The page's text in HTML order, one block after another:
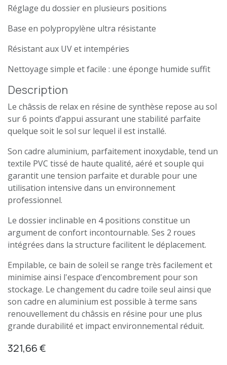
Réglage du dossier en plusieurs positions
Base en polypropylène ultra résistante
Résistant aux UV et intempéries
Nettoyage simple et facile : une éponge humide suffit
Description
Le châssis de relax en résine de synthèse repose au sol
sur 6 points d’appui assurant une stabilité parfaite
quelque soit le sol sur lequel il est installé.
Son cadre aluminium, parfaitement inoxydable, tend un
textile PVC tissé de haute qualité, aéré et souple qui
garantit une tension parfaite et durable pour une
utilisation intensive dans un environnement
professionnel.
Le dossier inclinable en 4 positions constitue un
argument de confort incontournable. Ses 2 roues
intégrées dans la structure facilitent le déplacement.
Empilable, ce bain de soleil se range très facilement et
minimise ainsi l'espace d'encombrement pour son
stockage. Le changement du cadre toile seul ainsi que
son cadre en aluminium est possible à terme sans
renouvellement du châssis en résine pour une plus
grande durabilité et impact environnemental réduit.
321,66€